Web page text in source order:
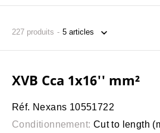
227 produits
XVB Cca 1x16'' mm²
Réf. Nexans 10551722
Conditionnement: Cut to length